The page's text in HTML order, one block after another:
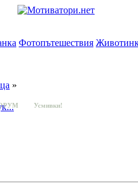
Усмивки!
Фотопътешествия
»